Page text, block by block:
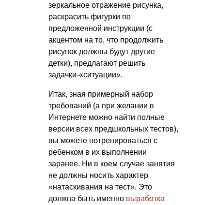
зеркальное отражение рисунка,
раскрасить фигурки по
предложенной инструкции (с
акцентом на то, что продолжить
рисунок должны будут другие
детки), предлагают решить
задачки-«ситуации».
Итак, зная примерный набор
требований (а при желании в
Интернете можно найти полные
версии всех предшкольных тестов),
вы можете потренироваться с
ребенком в их выполнении
заранее. Ни в коем случае занятия
не должны носить характер
«натаскивания на тест». Это
должна быть именно выработка